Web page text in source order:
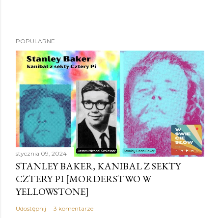
r
z
e
ś
l
i
j
k
o
m
e
n
t
a
POPULARNE
stycznia 09, 2024
STANLEY BAKER, KANIBAL Z SEKTY
CZTERY PI [MORDERSTWO W
YELLOWSTONE]
Udostępnij 3 komentarze